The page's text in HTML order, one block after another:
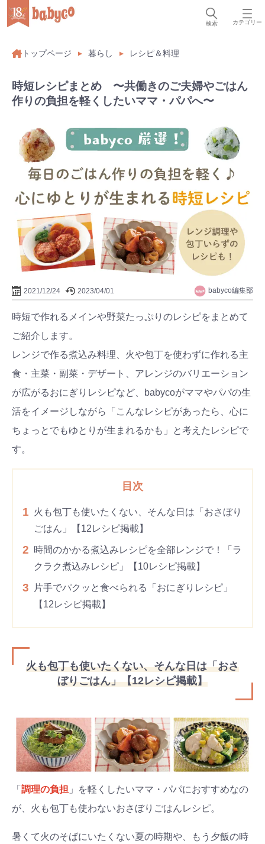
検索 カテゴリー
トップページ 暮らし レシピ＆料理
時短レシピまとめ 〜共働きのご夫婦やごはん
作りの負担を軽くしたいママ・パパへ〜
2021/12/24 2023/04/01 babyco編集部
時短で作れるメインや野菜たっぷりのレシピをまとめて
ご紹介します。
レンジで作る煮込み料理、火や包丁を使わずに作れる主
食・主菜・副菜・デザート、アレンジのバリエーション
が広がるおにぎりレシピなど、babycoがママやパパの生
活をイメージしながら「こんなレシピがあったら、心に
ちょっとでもゆとりが生まれるかも」と考えたレシピで
す。
目次
1 火も包丁も使いたくない、そんな日は「おさぼり
ごはん」【12レシピ掲載】
2 時間のかかる煮込みレシピを全部レンジで！「ラ
クラク煮込みレシピ」【10レシピ掲載】
3
片手でパクッと食べられる「おにぎりレシピ」
【12レシピ掲載】
火も包丁も使いたくない、そんな日は「おさ
ぼりごはん」【12レシピ掲載】
「 調理の負担 」を軽くしたいママ・パパにおすすめなの
が、火も包丁も使わないおさぼりごはんレシピ。
暑くて火のそばにいたくない夏の時期や、もう夕飯の時